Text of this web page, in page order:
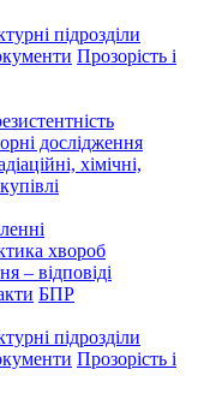
підрозділи
Прозорість і
дослідження
хімічні,
хвороб
– відповіді
БПР
підрозділи
Прозорість і